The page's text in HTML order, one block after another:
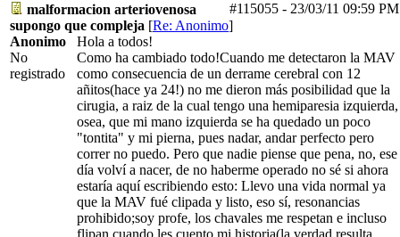
#115055 - 23/03/11 09:59 PM
malformacion arteriovenosa
supongo que compleja [Re: Anonimo]
Anonimo
No
registrado
Hola a todos!
Como ha cambiado todo!Cuando me detectaron la MAV
como consecuencia de un derrame cerebral con 12
añitos(hace ya 24!) no me dieron más posibilidad que la
cirugia, a raiz de la cual tengo una hemiparesia izquierda,
osea, que mi mano izquierda se ha quedado un poco
"tontita" y mi pierna, pues nadar, andar perfecto pero
correr no puedo. Pero que nadie piense que pena, no, ese
día volví a nacer, de no haberme operado no sé si ahora
estaría aquí escribiendo esto: Llevo una vida normal ya
que la MAV fué clipada y listo, eso sí, resonancias
prohibido;soy profe, los chavales me respetan e incluso
flipan cuando les cuento mi historia(la verdad resulta